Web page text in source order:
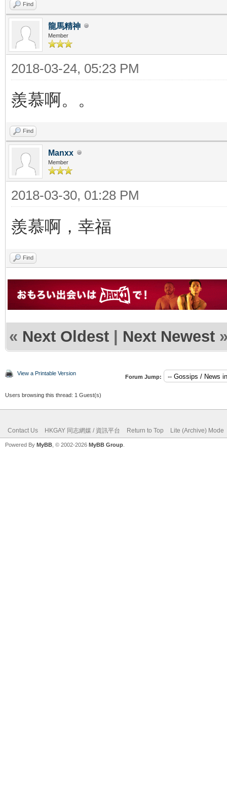
Find
龍馬精神
Member
2018-03-24, 05:23 PM
羨慕啊。。
Find
Manxx
Member
2018-03-30, 01:28 PM
羨慕啊，幸福
Find
« Next Oldest | Next Newest
View a Printable Version
Forum Jump:
Users browsing this thread: 1 Guest(s)
Contact Us HKGAY 同志網媒 / 資訊平台 Return to Top Lite (Archive) Mode
Powered By MyBB , © 2002-2026 MyBB Group